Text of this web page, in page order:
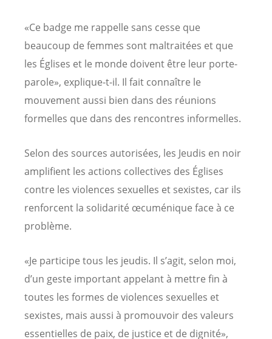
«Ce badge me rappelle sans cesse que
beaucoup de femmes sont maltraitées et que
les Églises et le monde doivent être leur porte-
parole», explique-t-il. Il fait connaître le
mouvement aussi bien dans des réunions
formelles que dans des rencontres informelles.
Selon des sources autorisées, les Jeudis en noir
amplifient les actions collectives des Églises
contre les violences sexuelles et sexistes, car ils
renforcent la solidarité œcuménique face à ce
problème.
«Je participe tous les jeudis. Il s’agit, selon moi,
d’un geste important appelant à mettre fin à
toutes les formes de violences sexuelles et
sexistes, mais aussi à promouvoir des valeurs
essentielles de paix, de justice et de dignité»,